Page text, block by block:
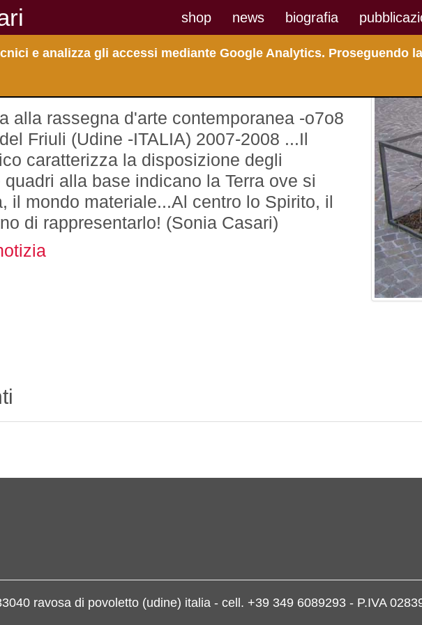
shop news biografia
alla rassegna d'arte contemporanea -o7o8
Friuli (Udine -ITALIA) 2007-2008 ...Il
caratterizza la disposizione degli
alla base indicano la Terra ove si
il mondo materiale...Al centro lo Spirito, il
di rappresentarlo! (Sonia Casari)
ravosa di povoletto (udine) italia - cell. +39 349 6089293 - P.IVA
e analizza gli accessi mediante Google Analytics. Proseguendo